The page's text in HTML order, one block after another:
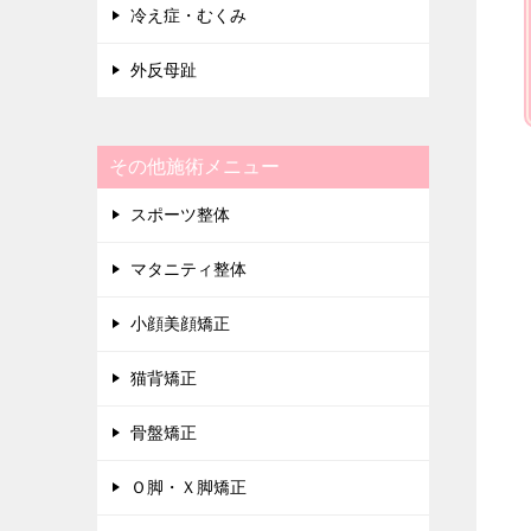
冷え症・むくみ
外反母趾
その他施術メニュー
スポーツ整体
マタニティ整体
小顔美顔矯正
猫背矯正
骨盤矯正
Ｏ脚・Ｘ脚矯正